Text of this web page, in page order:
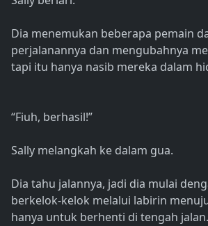
Dia menemukan beberapa pemain
perjalanannya dan mengubahnya
tapi itu hanya nasib mereka dalam
“Fiuh, berhasil!”
Sally melangkah ke dalam gua.
Dia tahu jalannya, jadi dia mulai
berkelok-kelok melalui labirin
hanya untuk berhenti di tengah jalan.